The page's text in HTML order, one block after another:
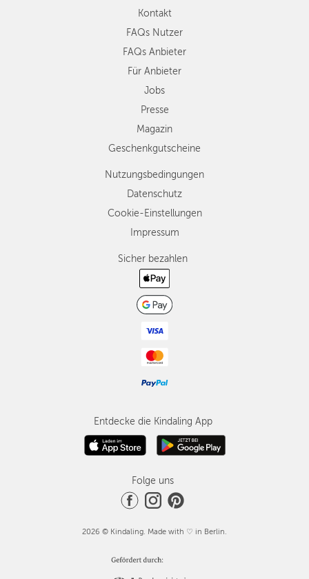
Kontakt
FAQs Nutzer
FAQs Anbieter
Für Anbieter
Jobs
Presse
Magazin
Geschenkgutscheine
Nutzungsbedingungen
Datenschutz
Cookie-Einstellungen
Impressum
Sicher bezahlen
Entdecke die Kindaling App
Folge uns
2026 © Kindaling. Made with ♡ in Berlin.